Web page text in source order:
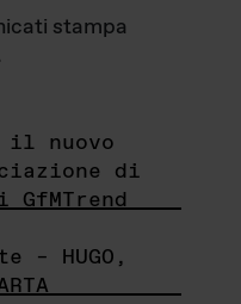
stampa
il nuovo
di
– HUGO,